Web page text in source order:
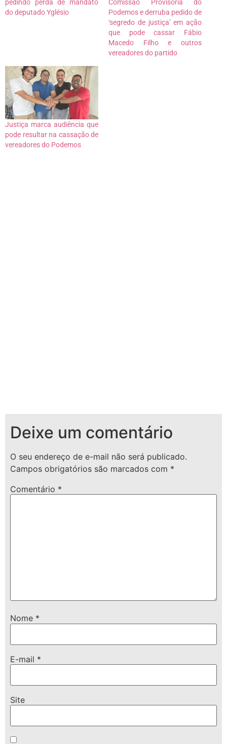
pedindo perda de mandato
do deputado Yglésio
Comissão Provisória do
Podemos e derruba pedido de
‘segredo de justiça’ em ação
que pode cassar Fábio
Macedo Filho e outros
vereadores do partido
Justiça marca audiência que
pode resultar na cassação de
vereadores do Podemos
Deixe um comentário
O seu endereço de e-mail não será publicado.
Campos obrigatórios são marcados com *
Comentário *
Nome *
E-mail *
Site